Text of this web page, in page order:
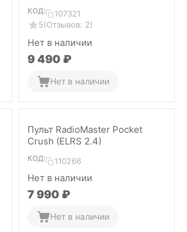
КОД:
107321
5(Отзывов: 2)
Нет в наличии
9 490 ₽
Нет в наличии
Пульт RadioMaster Pocket
Crush (ELRS 2.4)
КОД: 110266
Нет в наличии
7 990 ₽
Нет в наличии